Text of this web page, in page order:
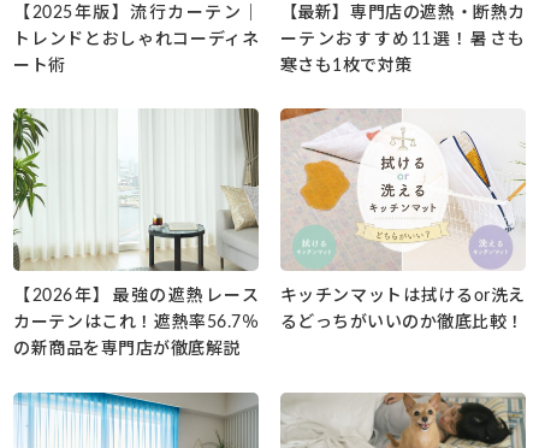
【2025年版】流行カーテン｜
トレンドとおしゃれコーディネ
ート術
【最新】専門店の遮熱・断熱カ
ーテンおすすめ11選！暑さも
寒さも1枚で対策
【2026年】最強の遮熱レース
カーテンはこれ！遮熱率56.7％
の新商品を専門店が徹底解説
キッチンマットは拭けるor洗え
るどっちがいいのか徹底比較！